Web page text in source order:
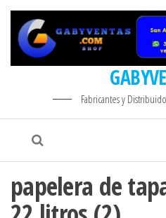
Fabricantes y
papelera de